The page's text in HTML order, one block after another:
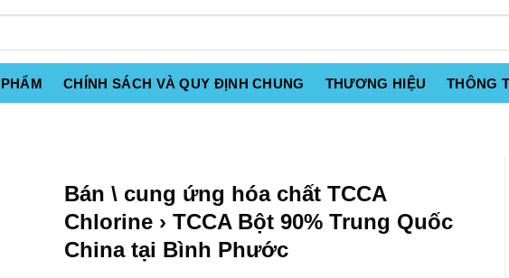
CHÍNH SÁCH VÀ QUY ĐỊNH CHUNG THƯƠNG HIỆU THÔNG
Bán \ cung ứng hóa chất TCCA
Chlorine › TCCA Bột 90% Trung Quốc
China tại Bình Phước